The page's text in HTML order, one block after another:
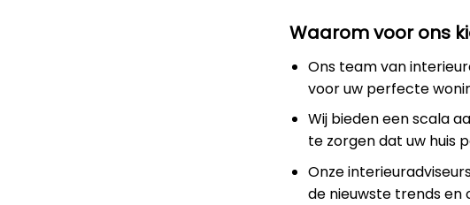
Waarom voor ons
Ons team van
voor uw perfecte
Wij bieden een scala
te zorgen dat uw huis
Onze
de nieuwste trends en